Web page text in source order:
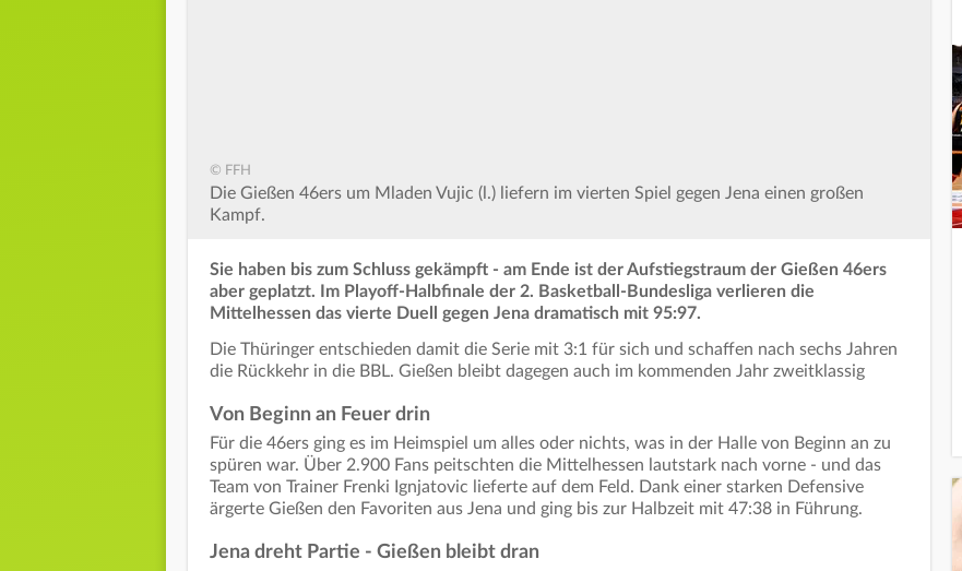
© FFH
Die Gießen 46ers um Mladen Vujic (l.) liefern im vierten Spiel gegen Jena einen großen
Kampf.
Sie haben bis zum Schluss gekämpft - am Ende ist der Aufstiegstraum der Gießen 46ers
aber geplatzt. Im Playoff-Halbfinale der 2. Basketball-Bundesliga verlieren die
Mittelhessen das vierte Duell gegen Jena dramatisch mit 95:97.
Die Thüringer entschieden damit die Serie mit 3:1 für sich und schaffen nach sechs Jahren
die Rückkehr in die BBL. Gießen bleibt dagegen auch im kommenden Jahr zweitklassig
Von Beginn an Feuer drin
Für die 46ers ging es im Heimspiel um alles oder nichts, was in der Halle von Beginn an zu
spüren war. Über 2.900 Fans peitschten die Mittelhessen lautstark nach vorne - und das
Team von Trainer Frenki Ignjatovic lieferte auf dem Feld. Dank einer starken Defensive
ärgerte Gießen den Favoriten aus Jena und ging bis zur Halbzeit mit 47:38 in Führung.
Jena dreht Partie - Gießen bleibt dran